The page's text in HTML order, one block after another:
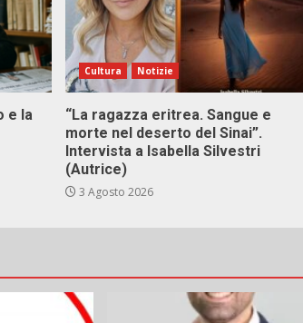
e la
Cultura Notizie
“La ragazza eritrea. Sangue e
morte nel deserto del Sinai”.
Intervista a Isabella Silvestri
(Autrice)
3 Agosto 2026